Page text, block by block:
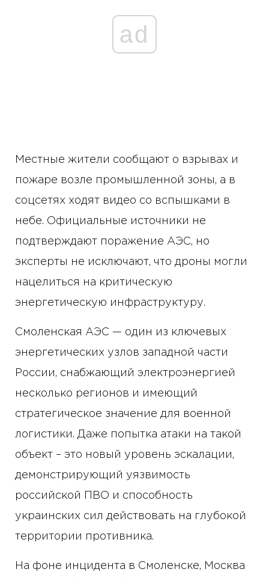
ad
Местные жители сообщают о взрывах и
пожаре возле промышленной зоны, а в
соцсетях ходят видео со вспышками в
небе. Официальные источники не
подтверждают поражение АЭС, но
эксперты не исключают, что дроны могли
нацелиться на критическую
энергетическую инфраструктуру.
Смоленская АЭС — один из ключевых
энергетических узлов западной части
России, снабжающий электроэнергией
несколько регионов и имеющий
стратегическое значение для военной
логистики. Даже попытка атаки на такой
объект – это новый уровень эскалации,
демонстрирующий уязвимость
российской ПВО и способность
украинских сил действовать на глубокой
территории противника.
На фоне инцидента в Смоленске, Москва